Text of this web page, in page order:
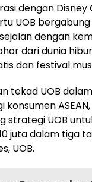
dengan
UOB
dengan
dari dunia
dan festival
tekad UOB
konsumen
strategi UOB
juta dalam tiga
UOB.